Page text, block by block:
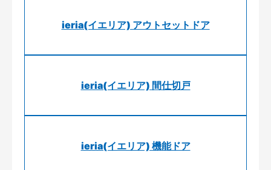
ieria(イエリア) アウトセットドア
ieria(イエリア) 間仕切戸
ieria(イエリア) 機能ドア